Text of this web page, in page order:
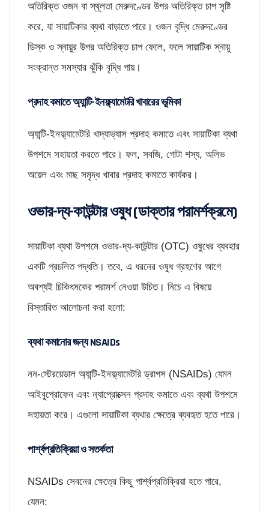
অতিরিক্ত ওজন বা স্থূলতা মেরুদণ্ডের উপর অতিরিক্ত চাপ সৃষ্টি
করে, যা সায়াটিকার ব্যথা বাড়াতে পারে। ওজন বৃদ্ধি মেরুদণ্ডের
ডিস্ক ও স্নায়ুর উপর অতিরিক্ত চাপ ফেলে, ফলে সায়াটিক স্নায়ু
সংক্রান্ত সমস্যার ঝুঁকি বৃদ্ধি পায়।
প্রদাহ কমাতে অ্যান্টি-ইনফ্ল্যামেটরি খাবারের ভূমিকা
অ্যান্টি-ইনফ্ল্যামেটরি খাদ্যাভ্যাস প্রদাহ কমাতে এবং সায়াটিকা ব্যথা
উপশমে সহায়তা করতে পারে। ফল, সবজি, গোটা শস্য, অলিভ
অয়েল এবং মাছ সমৃদ্ধ খাবার প্রদাহ কমাতে কার্যকর।
ওভার-দ্য-কাউন্টার ওষুধ (ডাক্তার পরামর্শক্রমে)
সায়াটিকা ব্যথা উপশমে ওভার-দ্য-কাউন্টার (OTC) ওষুধের ব্যবহার
একটি প্রচলিত পদ্ধতি। তবে, এ ধরনের ওষুধ গ্রহণের আগে
অবশ্যই চিকিৎসকের পরামর্শ নেওয়া উচিত। নিচে এ বিষয়ে
বিস্তারিত আলোচনা করা হলো:
ব্যথা কমানোর জন্য NSAIDs
নন-স্টেরয়েডাল অ্যান্টি-ইনফ্ল্যামেটরি ড্রাগস (NSAIDs) যেমন
আইবুপ্রোফেন এবং ন্যাপ্রোক্সেন প্রদাহ কমাতে এবং ব্যথা উপশমে
সহায়তা করে। এগুলো সায়াটিকা ব্যথার ক্ষেত্রে ব্যবহৃত হতে পারে।
পার্শ্বপ্রতিক্রিয়া ও সতর্কতা
NSAIDs সেবনের ক্ষেত্রে কিছু পার্শ্বপ্রতিক্রিয়া হতে পারে,
যেমন:​